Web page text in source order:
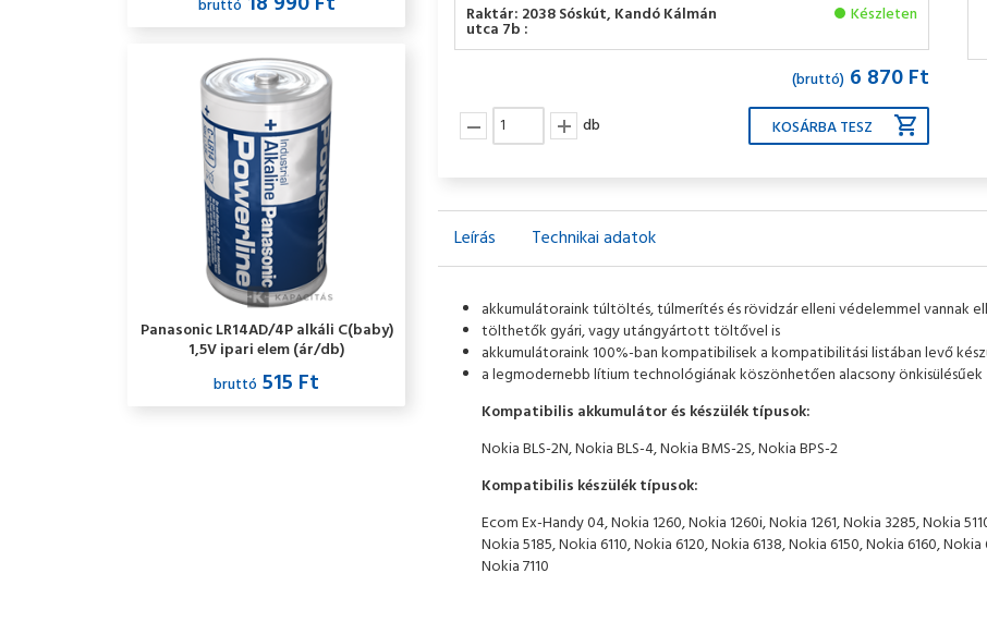
bruttó
Panasonic LR14AD/4P alkáli C(baby)
1,5V ipari elem (ár/db)
bruttó 515 Ft
Raktár: 2038 Sóskút, Kandó Kálmán
utca 7b :
Készleten
(bruttó) 6 870 Ft
db
Leírás Technikai adatok
akkumulátoraink túltöltés, túlmerítés és rövidzár elleni védelemmel vannak
tölthetők gyári, vagy utángyártott töltővel is
akkumulátoraink 100%-ban kompatibilisek a kompatibilitási listában levő
a legmodernebb lítium technológiának köszönhetően alacsony önkisülésűek
Kompatibilis akkumulátor és készülék típusok:
Nokia BLS-2N, Nokia BLS-4, Nokia BMS-2S, Nokia BPS-2
Kompatibilis készülék típusok:
Ecom Ex-Handy 04, Nokia 1260, Nokia 1260i, Nokia 1261, Nokia 3285, Nokia
Nokia 5185, Nokia 6110, Nokia 6120, Nokia 6138, Nokia 6150, Nokia 6160,
Nokia 7110